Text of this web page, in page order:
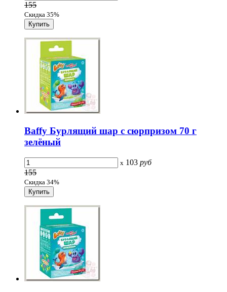
155
Скидка 35%
Baffy Бурлящий шар с сюрпризом 70 г
зелёный
x 103 руб
155
Скидка 34%